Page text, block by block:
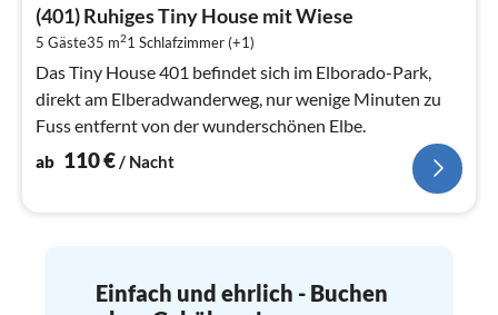
(401) Ruhiges Tiny House mit Wiese
5 Gäste35 m21 Schlafzimmer (+1)
Das Tiny House 401 befindet sich im Elborado-Park,
direkt am Elberadwanderweg, nur wenige Minuten zu
Fuss entfernt von der wunderschönen Elbe.
ab 110€/ Nacht
Einfach und ehrlich - Buchen